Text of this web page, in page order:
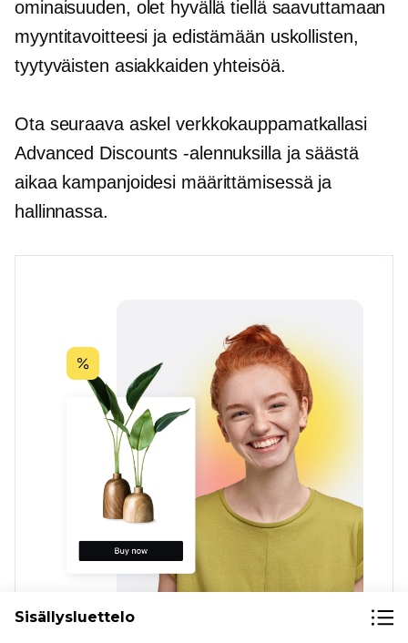
ominaisuuden, olet hyvällä tiellä saavuttamaan
myyntitavoitteesi ja edistämään uskollisten,
tyytyväisten asiakkaiden yhteisöä.
Ota seuraava askel verkkokauppamatkallasi
Advanced Discounts -alennuksilla ja säästä
aikaa kampanjoidesi määrittämisessä ja
hallinnassa.
Sisällysluettelo